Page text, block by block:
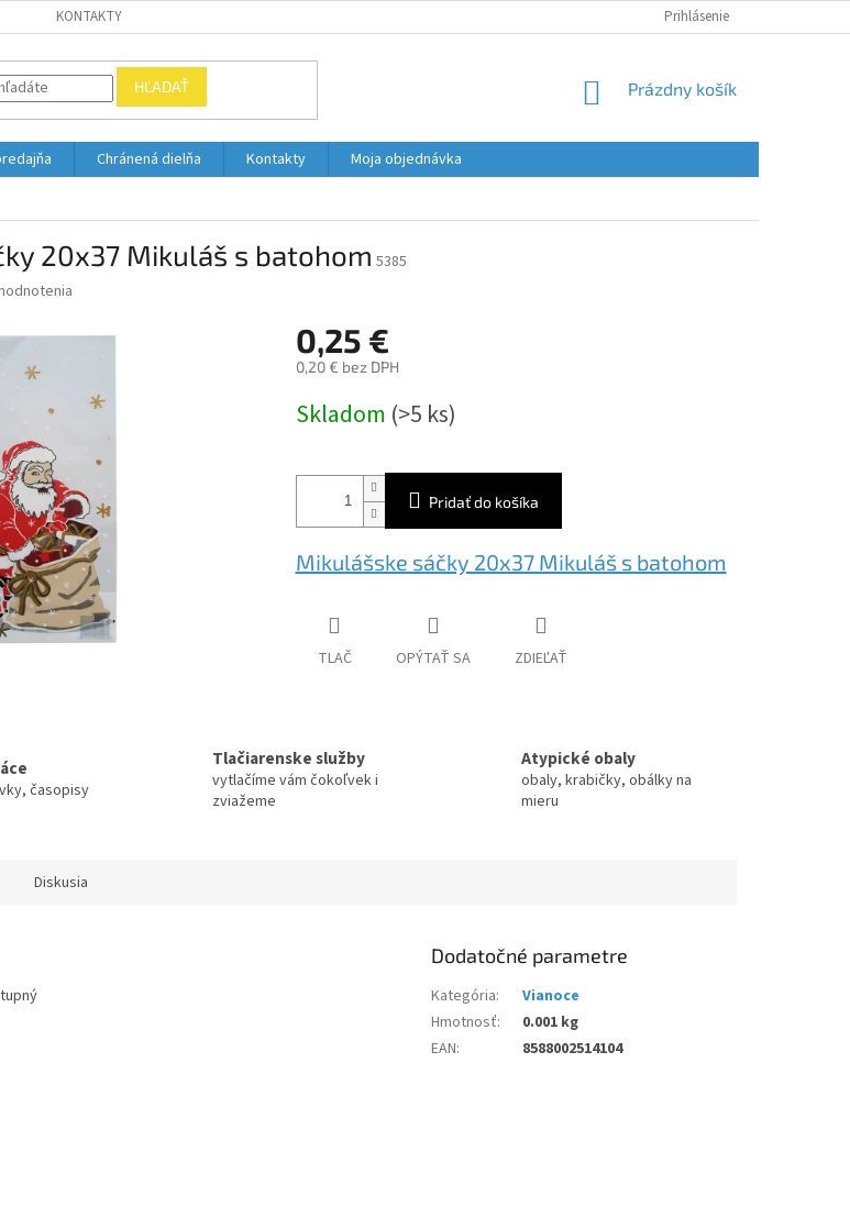
KONTAKTY Prihlásenie
HĽADAŤ
NÁKUPNÝ
Prázdny košík
Chránená dielňa Kontakty
Moja objednávka
20x37 Mikuláš s batohom 5385
0,25 €
0,20 € bez DPH
cena:
Skladom (>5 ks)
Pridať do košíka
Mikulášske sáčky 20x37 Mikuláš s batohom
TLAČ OPÝTAŤ SA ZDIEĽAŤ
časopisy
Tlačiarenske služby
vytlačíme vám čokoľvek i
zviažeme
Atypické obaly
obaly, krabičky, obálky na
mieru
Diskusia
Dodatočné parametre
Kategória:
Vianoce
Hmotnosť:
0.001 kg
EAN: 8588002514104